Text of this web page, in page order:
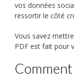
vos données
ressortir le côté
Vous savez
PDF est fait pour